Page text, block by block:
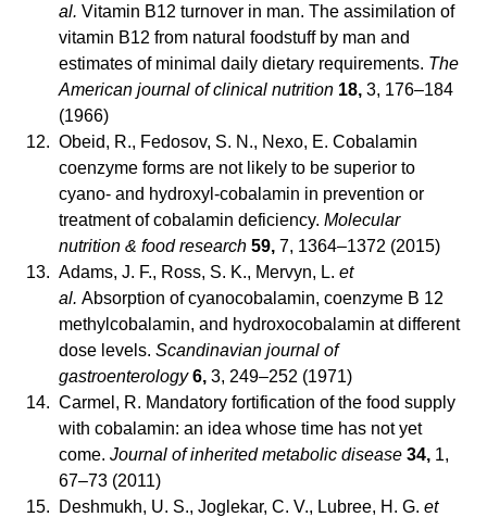
al. Vitamin B12 turnover in man. The assimilation of
vitamin B12 from natural foodstuff by man and
estimates of minimal daily dietary requirements. The
American journal of clinical nutrition 18,3, 176–184
(1966)
12. Obeid, R., Fedosov, S. N., Nexo, E. Cobalamin
coenzyme forms are not likely to be superior to
cyano- and hydroxyl-cobalamin in prevention or
treatment of cobalamin deficiency.Molecular
nutrition & food research 59,7, 1364–1372 (2015)
13. Adams, J. F., Ross, S. K., Mervyn, L. et
al. Absorption of cyanocobalamin, coenzyme B 12
methylcobalamin, and hydroxocobalamin at different
dose levels.Scandinavian journal of
gastroenterology 6,3, 249–252 (1971)
14. Carmel, R. Mandatory fortification of the food supply
with cobalamin: an idea whose time has not yet
come.Journal of inherited metabolic disease 34, 1,
67–73 (2011)
15.
Deshmukh, U. S., Joglekar, C. V., Lubree, H. G. et